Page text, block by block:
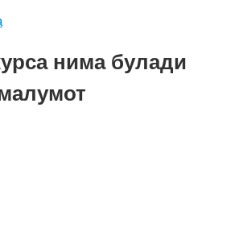
нима булади